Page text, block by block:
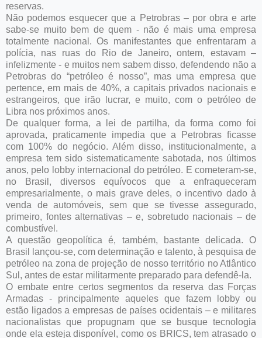
reservas.
Não podemos esquecer que a Petrobras – por obra e arte
sabe-se muito bem de quem - não é mais uma empresa
totalmente nacional. Os manifestantes que enfrentaram a
polícia, nas ruas do Rio de Janeiro, ontem, estavam –
infelizmente - e muitos nem sabem disso, defendendo não a
Petrobras do “petróleo é nosso”, mas uma empresa que
pertence, em mais de 40%, a capitais privados nacionais e
estrangeiros, que irão lucrar, e muito, com o petróleo de
Libra nos próximos anos.
De qualquer forma, a lei de partilha, da forma como foi
aprovada, praticamente impedia que a Petrobras ficasse
com 100% do negócio. Além disso, institucionalmente, a
empresa tem sido sistematicamente sabotada, nos últimos
anos, pelo lobby internacional do petróleo. E cometeram-se,
no Brasil, diversos equívocos que a enfraqueceram
empresarialmente, o mais grave deles, o incentivo dado à
venda de automóveis, sem que se tivesse assegurado,
primeiro, fontes alternativas – e, sobretudo nacionais – de
combustível.
A questão geopolítica é, também, bastante delicada. O
Brasil lançou-se, com determinação e talento, à pesquisa de
petróleo na zona de projeção de nosso território no Atlântico
Sul, antes de estar militarmente preparado para defendê-la.
O embate entre certos segmentos da reserva das Forças
Armadas - principalmente aqueles que fazem lobby ou
estão ligados a empresas de países ocidentais – e militares
nacionalistas que propugnam que se busque tecnologia
onde ela esteja disponível, como os BRICS, tem atrasado o